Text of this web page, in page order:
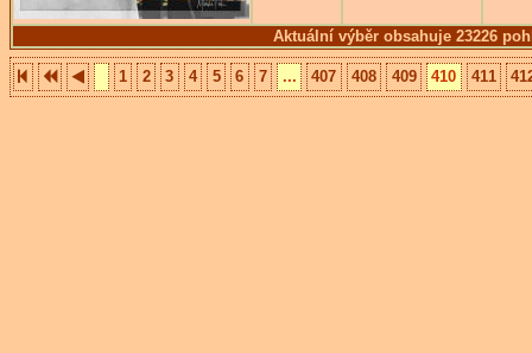
Aktuální výběr obsahuje 23226
1 2 3 4 5 6 7 ... 407 408 409 410 411